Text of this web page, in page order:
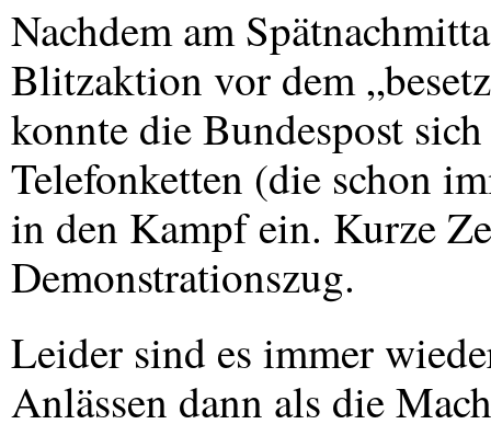
Nachdem am
Blitzaktion vor dem
konnte die Bundespost
Telefonketten (die schon
in den Kampf ein. Kurze
Demonstrationszug.
Leider sind es immer
Anlässen dann als die